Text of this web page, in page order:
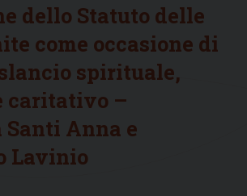
dello Statuto delle
come occasione di
spirituale,
caritativo –
Anna e
Lavinio